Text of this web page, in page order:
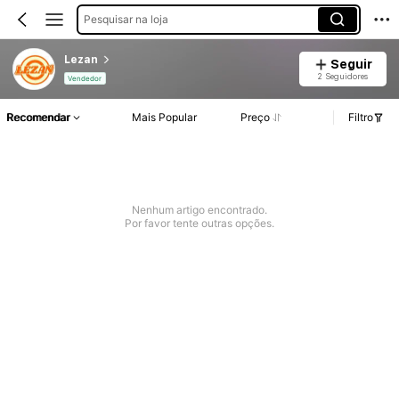
Pesquisar na loja
Lezan
Vendedor
Seguir
2 Seguidores
Recomendar Mais Popular Preço Filtro
Nenhum artigo encontrado.
Por favor tente outras opções.